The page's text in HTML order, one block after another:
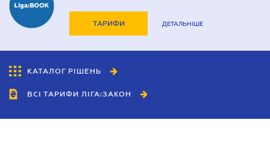
ТАРИФИ ДЕТАЛЬНІШЕ
КАТАЛОГ РІШЕНЬ
ВСІ ТАРИФИ ЛІГА:ЗАКОН